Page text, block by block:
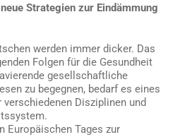
Strategien zur Eindämmung
werden immer dicker. Das
Folgen für die Gesundheit
gesellschaftliche
zu begegnen, bedarf es eines
Disziplinen und
Europäischen Tages zur